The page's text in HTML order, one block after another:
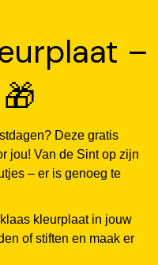
–
Deze gratis
jou! Van de Sint op zijn
– er is genoeg te
kleurplaat in jouw
of stiften en maak er